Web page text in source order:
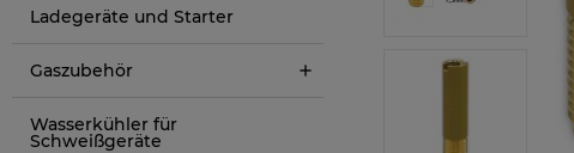
Ladegeräte und Starter
Gaszubehör
Wasserkühler für
Schweißgeräte